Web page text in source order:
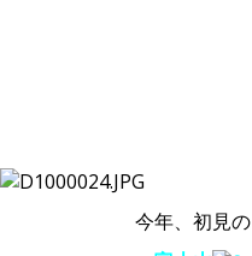
今年、初見の